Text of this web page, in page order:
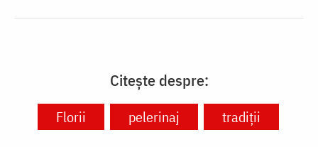
Citește despre:
Florii pelerinaj tradiții